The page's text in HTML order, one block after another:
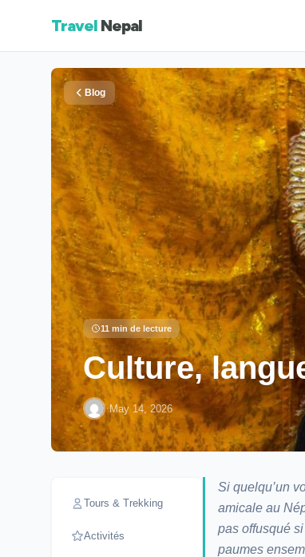
Travel Nepal
Blog
11 min de lecture
Culture,
·May 14, 2026
Tours & Trekking
Activités
Si quelqu’un
amicale au
pas offusqué
paumes